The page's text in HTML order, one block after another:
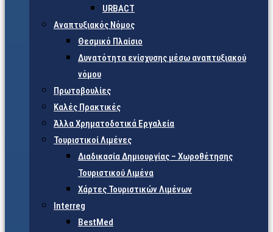
URBACT
Αναπτυξιακός Νόμος
Θεσμικό Πλαίσιο
Δυνατότητα ενίσχυσης μέσω αναπτυξιακού
νόμου
Πρωτοβουλίες
Καλές Πρακτικές
Άλλα Χρηματοδοτικά Εργαλεία
Τουριστικοί Λιμένες
Διαδικασία Δημιουργίας – Χωροθέτησης
Τουριστικού Λιμένα
Χάρτες Τουριστικών Λιμένων
Interreg
BestMed